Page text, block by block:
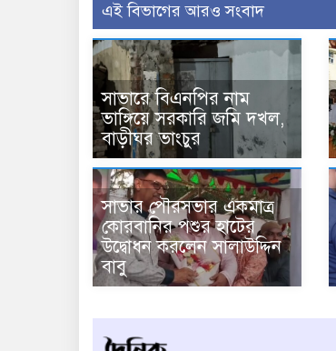
এই বিভাগের আরও সংবাদ
সাভারে বিএনপির নাম
ভাঙ্গিয়ে সরকারি জমি দখল,
বাড়ীঘর ভাংচুর
সাভার পৌরসভার একমাত্র
কোরবানির পশুর হাটের
উদ্বোধন করলেন সালাউদ্দিন
বাবু